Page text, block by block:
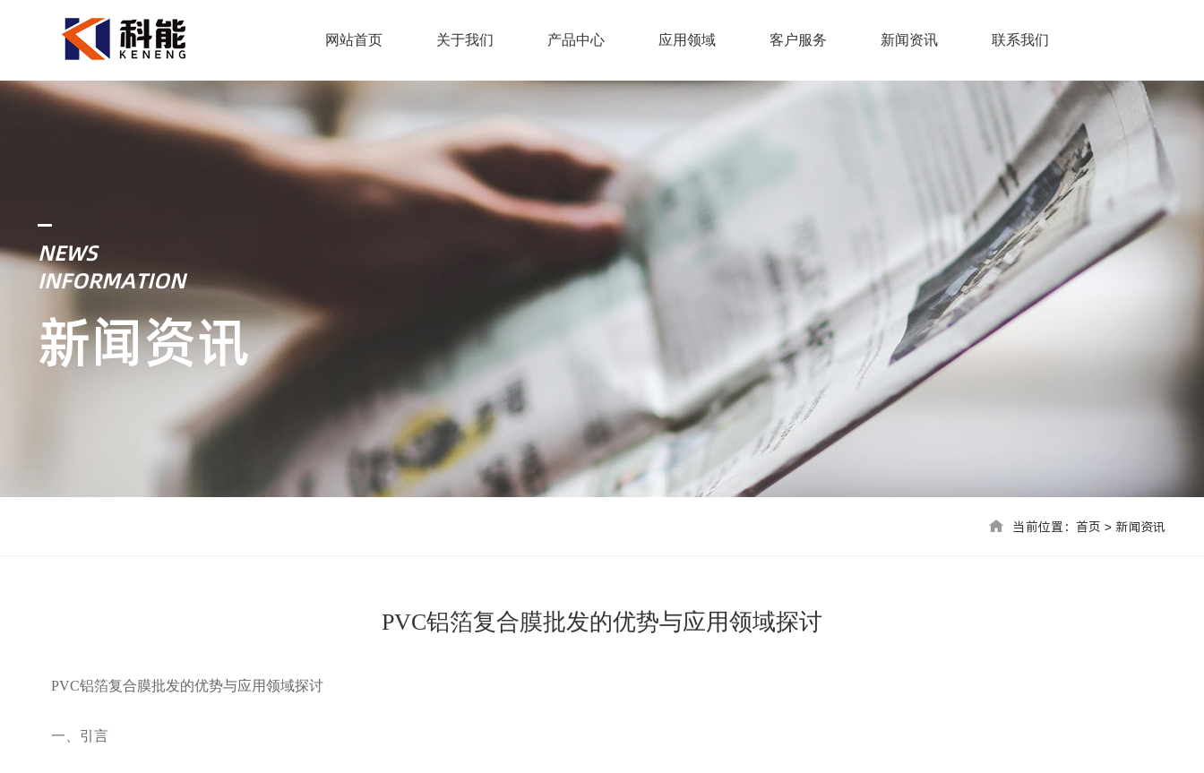
网站首页 关于我们 产品中心 应用领域 客户服务 新闻资讯 联系我们
NEWS
INFORMATION
新闻资讯
当前位置：首页 > 联系我们
当前位置： 首页 > 新闻资讯
PVC铝箔复合膜批发的优势与应用领域探讨
PVC铝箔复合膜批发的优势与应用领域探讨
一、引言